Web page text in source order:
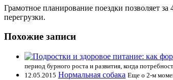
Грамотное планирование поездки позволяет
перегрузки.
Похожие записи
период бурного роста и развития, когда
12.05.2015 Нормальная собака Еще о 2-м